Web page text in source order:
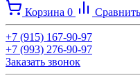
Корзина 0 Сравнить
+7 (915) 167-90-97
+7 (993) 276-90-97
Заказать звонок